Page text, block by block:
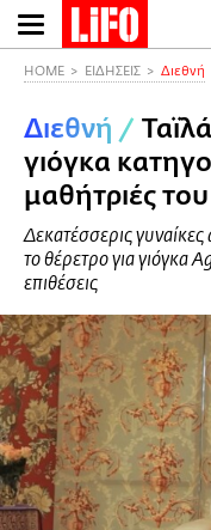
Παράκαμψη
προς
περιεχόμενο
HOME ΕΙΔΗΣΕΙΣ Διεθνή
Διεθνή /
γιόγκα
μαθήτριές του
Δεκατέσσερις γυναίκες
το θέρετρο για γιόγκα
επιθέσεις